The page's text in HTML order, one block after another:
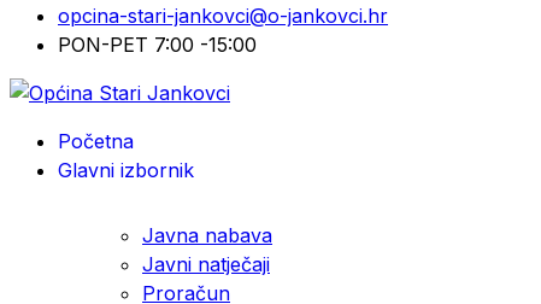
opcina-stari-jankovci@o-jankovci.hr
PON-PET 7:00 -15:00
Početna
Glavni izbornik
Javna nabava
Javni natječaji
Proračun